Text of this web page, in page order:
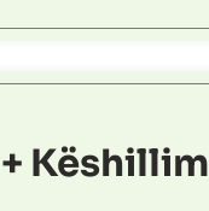
Këshillim